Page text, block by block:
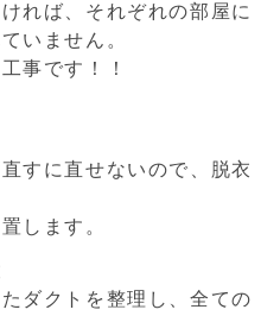
れば、それぞれの部屋に
いません。
事です！！
すに直せないので、脱衣
します。
ダクトを整理し、全ての